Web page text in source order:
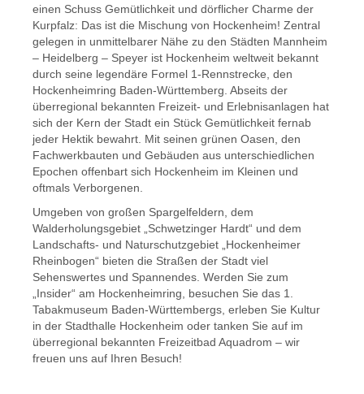
einen Schuss Gemütlichkeit und dörflicher Charme der
Kurpfalz: Das ist die Mischung von Hockenheim! Zentral
gelegen in unmittelbarer Nähe zu den Städten Mannheim
– Heidelberg – Speyer ist Hockenheim weltweit bekannt
durch seine legendäre Formel 1-Rennstrecke, den
Hockenheimring Baden-Württemberg. Abseits der
überregional bekannten Freizeit- und Erlebnisanlagen hat
sich der Kern der Stadt ein Stück Gemütlichkeit fernab
jeder Hektik bewahrt. Mit seinen grünen Oasen, den
Fachwerkbauten und Gebäuden aus unterschiedlichen
Epochen offenbart sich Hockenheim im Kleinen und
oftmals Verborgenen.
Umgeben von großen Spargelfeldern, dem
Walderholungsgebiet „Schwetzinger Hardt“ und dem
Landschafts- und Naturschutzgebiet „Hockenheimer
Rheinbogen“ bieten die Straßen der Stadt viel
Sehenswertes und Spannendes. Werden Sie zum
„Insider“ am Hockenheimring, besuchen Sie das 1.
Tabakmuseum Baden-Württembergs, erleben Sie Kultur
in der Stadthalle Hockenheim oder tanken Sie auf im
überregional bekannten Freizeitbad Aquadrom – wir
freuen uns auf Ihren Besuch!